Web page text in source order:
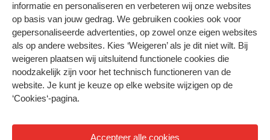
informatie en personaliseren en verbeteren wij onze websites
op basis van jouw gedrag. We gebruiken cookies ook voor
gepersonaliseerde advertenties, op zowel onze eigen websites
als op andere websites. Kies ‘Weigeren’ als je dit niet wilt. Bij
weigeren plaatsen wij uitsluitend functionele cookies die
noodzakelijk zijn voor het technisch functioneren van de
website. Je kunt je keuze op elke website wijzigen op de
‘Cookies‘-pagina.
Accepteer alle cookies
HIER KOMT ALLES SAMEN
Privacy
Cookies